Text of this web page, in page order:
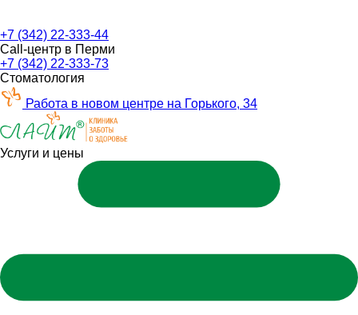
+7 (342) 22-333-44
Call-центр в Перми
+7 (342) 22-333-73
Стоматология
Работа в новом центре на Горького, 34
Услуги и цены